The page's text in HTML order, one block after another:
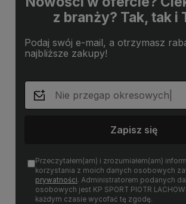
z branży? Tak, tak i
Podaj swój e-mail, a otrzymasz
najbliższe zakupy!
Zapisz się
Przeczytałem(am) i zrozumiałem(am)
korzystania z moich danych osobowych
prywatności. Administratorem podanych
osobowych jest KP SPORT PIOTR
każdym czasie wycofać tę zgodę.